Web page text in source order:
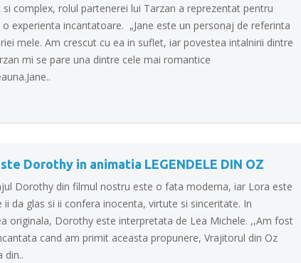
si complex, rolul partenerei lui Tarzan a reprezentat pentru
o experienta incantatoare. „Jane este un personaj de referinta
mele. Am crescut cu ea in suflet, iar povestea intalnirii dintre
mi se pare una dintre cele mai romantice
Dorothy in animatia LEGENDELE DIN OZ
Dorothy din filmul nostru este o fata moderna, iar Lora este
ii da glas si ii confera inocenta, virtute si sinceritate. In
originala, Dorothy este interpretata de Lea Michele. ,,Am fost
cand am primit aceasta propunere, Vrajitorul din Oz
din..